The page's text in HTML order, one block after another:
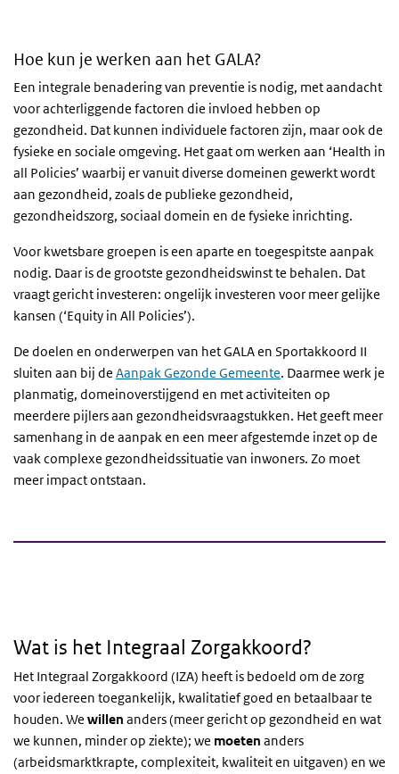
Hoe kun je werken aan het GALA?
Een integrale benadering van preventie is nodig, met aandacht
voor achterliggende factoren die invloed hebben op
gezondheid. Dat kunnen individuele factoren zijn, maar ook de
fysieke en sociale omgeving. Het gaat om werken aan ‘Health in
all Policies’ waarbij er vanuit diverse domeinen gewerkt wordt
aan gezondheid, zoals de publieke gezondheid,
gezondheidszorg, sociaal domein en de fysieke inrichting.
Voor kwetsbare groepen is een aparte en toegespitste aanpak
nodig. Daar is de grootste gezondheidswinst te behalen. Dat
vraagt gericht investeren: ongelijk investeren voor meer gelijke
kansen (‘Equity in All Policies’).
De doelen en onderwerpen van het GALA en Sportakkoord II
sluiten aan bij de Aanpak Gezonde Gemeente. Daarmee werk je
planmatig, domeinoverstijgend en met activiteiten op
meerdere pijlers aan gezondheidsvraagstukken. Het geeft meer
samenhang in de aanpak en een meer afgestemde inzet op de
vaak complexe gezondheidssituatie van inwoners. Zo moet
meer impact ontstaan.
Wat is het Integraal Zorgakkoord?
Het Integraal Zorgakkoord (IZA) heeft is bedoeld om de zorg
voor iedereen toegankelijk, kwalitatief goed en betaalbaar te
houden. We willen anders (meer gericht op gezondheid en wat
we kunnen, minder op ziekte); we moeten anders
(arbeidsmarktkrapte, complexiteit, kwaliteit en uitgaven) en we